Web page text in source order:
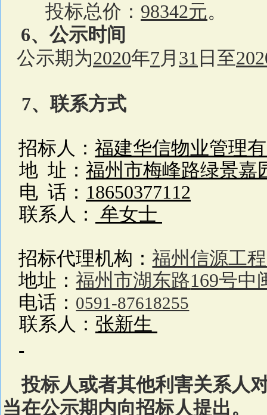
投标总价： 98342元。
6、公示时间
公示期为2020年7月 31 日至
7、联系方式
招标人：福建华信物业管理
地 址： 福州市梅峰路绿景嘉
电 话： 18650377112
联系人：
牟女士
招标代理机构：福州信源工
地址：福州市湖东路169号中
电话： 0591-87618255
联系人： 张新生
投标人或者其他利害关系人
当在公示期内向招标人提出。